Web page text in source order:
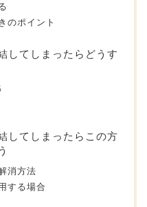
のポイント
してしまったらどうす
してしまったらこの方
消方法
する場合